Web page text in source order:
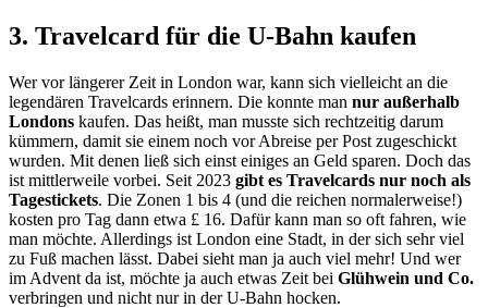
3. Travelcard für die U-Bahn kaufen
Wer vor längerer Zeit in London war, kann sich vielleicht an die
legendären Travelcards erinnern. Die konnte man nur außerhalb
Londons kaufen. Das heißt, man musste sich rechtzeitig darum
kümmern, damit sie einem noch vor Abreise per Post zugeschickt
wurden. Mit denen ließ sich einst einiges an Geld sparen. Doch das
ist mittlerweile vorbei. Seit 2023 gibt es Travelcards nur noch als
Tagestickets. Die Zonen 1 bis 4 (und die reichen normalerweise!)
kosten pro Tag dann etwa £ 16. Dafür kann man so oft fahren, wie
man möchte. Allerdings ist London eine Stadt, in der sich sehr viel
zu Fuß machen lässt. Dabei sieht man ja auch viel mehr! Und wer
im Advent da ist, möchte ja auch etwas Zeit bei Glühwein und Co.
verbringen und nicht nur in der U-Bahn hocken.